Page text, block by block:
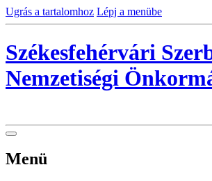
Ugrás a tartalomhoz Lépj a menübe
Székesfehérvári
Nemzetiségi
Menü